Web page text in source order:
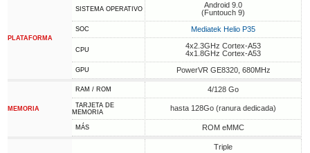
PLATAFORMA
SISTEMA OPERATIVO
Android 9.0
(Funtouch 9)
SOC Mediatek Helio P35
CPU
4x2.3GHz Cortex-A53
4x1.8GHz Cortex-A53
GPU PowerVR GE8320, 680MHz
MEMORIA
RAM / ROM 4/128 Go
TARJETA DE
MEMORIA
hasta 128Go (ranura dedicada)
MÁS ROM eMMC
Triple